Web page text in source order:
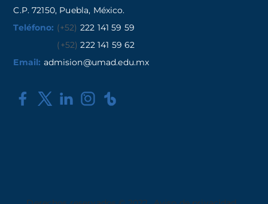
C.P. 72150, Puebla, México.
Teléfono: (+52) 222 141 59 59
(+52) 222 141 59 62
Email: admision@umad.edu.mx